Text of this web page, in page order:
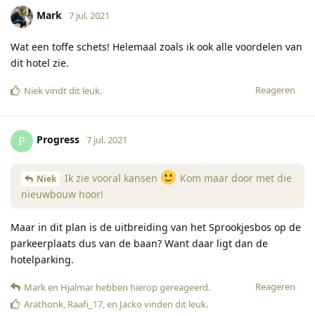
Mark 7 jul. 2021
Wat een toffe schets! Helemaal zoals ik ook alle voordelen van
dit hotel zie.
Reageren
Niekvindt dit leuk.
P Progress 7 jul. 2021
Niek Ik zie vooral kansen
Kom maar door met die
nieuwbouw hoor!
Maar in dit plan is de uitbreiding van het Sprookjesbos op de
parkeerplaats dus van de baan? Want daar ligt dan de
hotelparking.
Reageren
Marken Hjalmar hebben hierop gereageerd.
Arathonk, Raafi_17, en Jacko vinden dit leuk.